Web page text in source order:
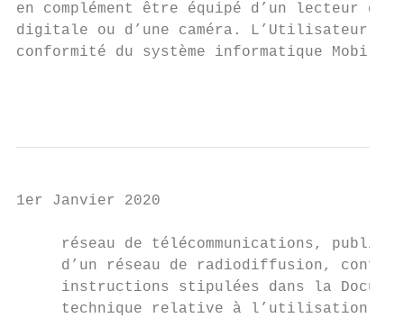
en complément être équipé d’un lecteur
digitale ou d’une caméra. L’Utilisateur
conformité du système informatique
1er Janvier 2020
réseau de télécommunications, public
d’un réseau de radiodiffusion,
instructions stipulées dans la
technique relative à l’utilisation